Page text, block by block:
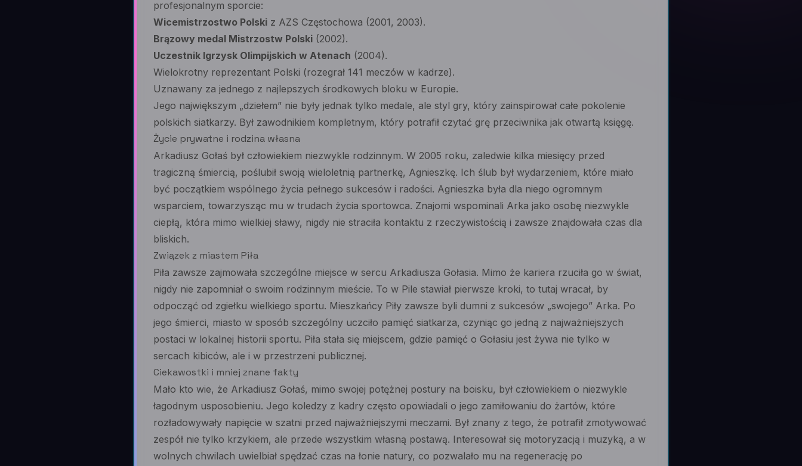
profesjonalnym sporcie:
Wicemistrzostwo Polski z AZS Częstochowa (2001, 2003).
Brązowy medal Mistrzostw Polski (2002).
Uczestnik Igrzysk Olimpijskich w Atenach (2004).
Wielokrotny reprezentant Polski (rozegrał 141 meczów w kadrze).
Uznawany za jednego z najlepszych środkowych bloku w Europie.
Jego największym „dziełem” nie były jednak tylko medale, ale styl gry, który zainspirował całe pokolenie
polskich siatkarzy. Był zawodnikiem kompletnym, który potrafił czytać grę przeciwnika jak otwartą księgę.
Życie prywatne i rodzina własna
Arkadiusz Gołaś był człowiekiem niezwykle rodzinnym. W 2005 roku, zaledwie kilka miesięcy przed
tragiczną śmiercią, poślubił swoją wieloletnią partnerkę, Agnieszkę. Ich ślub był wydarzeniem, które miało
być początkiem wspólnego życia pełnego sukcesów i radości. Agnieszka była dla niego ogromnym
wsparciem, towarzysząc mu w trudach życia sportowca. Znajomi wspominali Arka jako osobę niezwykle
ciepłą, która mimo wielkiej sławy, nigdy nie straciła kontaktu z rzeczywistością i zawsze znajdowała czas dla
bliskich.
Związek z miastem Piła
Piła zawsze zajmowała szczególne miejsce w sercu Arkadiusza Gołasia. Mimo że kariera rzuciła go w świat,
nigdy nie zapomniał o swoim rodzinnym mieście. To w Pile stawiał pierwsze kroki, to tutaj wracał, by
odpocząć od zgiełku wielkiego sportu. Mieszkańcy Piły zawsze byli dumni z sukcesów „swojego” Arka. Po
jego śmierci, miasto w sposób szczególny uczciło pamięć siatkarza, czyniąc go jedną z najważniejszych
postaci w lokalnej historii sportu. Piła stała się miejscem, gdzie pamięć o Gołasiu jest żywa nie tylko w
sercach kibiców, ale i w przestrzeni publicznej.
Ciekawostki i mniej znane fakty
Mało kto wie, że Arkadiusz Gołaś, mimo swojej potężnej postury na boisku, był człowiekiem o niezwykle
łagodnym usposobieniu. Jego koledzy z kadry często opowiadali o jego zamiłowaniu do żartów, które
rozładowywały napięcie w szatni przed najważniejszymi meczami. Był znany z tego, że potrafił zmotywować
zespół nie tylko krzykiem, ale przede wszystkim własną postawą. Interesował się motoryzacją i muzyką, a w
wolnych chwilach uwielbiał spędzać czas na łonie natury, co pozwalało mu na regenerację po